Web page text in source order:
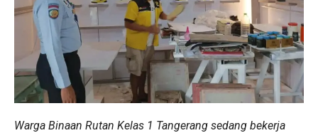
Warga Binaan Rutan Kelas 1 Tangerang sedang bekerja